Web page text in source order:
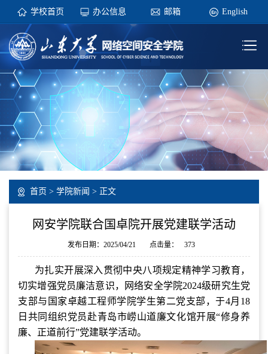
学校首页 办公信息 邮箱 English
首页 > 学院新闻 > 正文
网安学院联合国卓院开展党建联学活动
发布日期：2025/04/21 点击量： 373
为扎实开展深入贯彻中央八项规定精神学习教育，
切实增强党员廉洁意识，网络安全学院2024级研究生党
支部与国家卓越工程师学院学生第二党支部，于4月18
日共同组织党员赴青岛市崂山道廉文化馆开展“修身养
廉、正道前行”党建联学活动。